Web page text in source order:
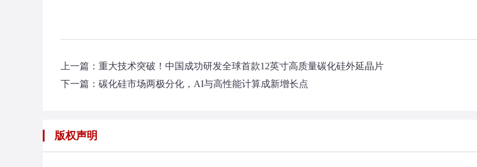
上一篇： 重大技术突破！中国成功研发全球首款12英寸高质量碳化硅外延晶片
下一篇： 碳化硅市场两极分化，AI与高性能计算成新增长点
版权声明